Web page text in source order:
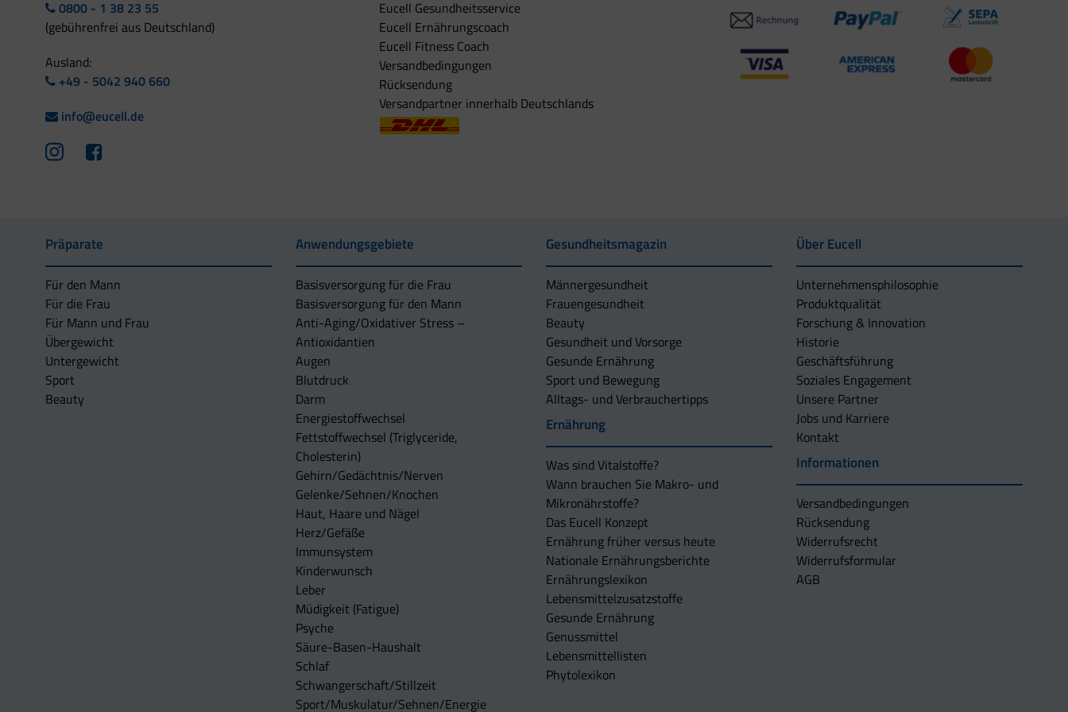
0800 - 1 38 23 55
(gebührenfrei aus Deutschland)
Ausland:
+49 - 5042 940 660
info@eucell.de
Eucell Gesundheitsservice
Eucell Ernährungscoach
Eucell Fitness Coach
Versandbedingungen
Rücksendung
Versandpartner innerhalb Deutschlands
Präparate
Für den Mann
Für die Frau
Für Mann und Frau
Übergewicht
Untergewicht
Sport
Beauty
Anwendungsgebiete
Basisversorgung für die Frau
Basisversorgung für den Mann
Anti-Aging/Oxidativer Stress –
Antioxidantien
Augen
Blutdruck
Darm
Energiestoffwechsel
Fettstoffwechsel (Triglyceride,
Cholesterin)
Gehirn/Gedächtnis/Nerven
Gelenke/Sehnen/Knochen
Haut, Haare und Nägel
Herz/Gefäße
Immunsystem
Kinderwunsch
Leber
Müdigkeit (Fatigue)
Psyche
Säure-Basen-Haushalt
Schlaf
Schwangerschaft/Stillzeit
Sport/Muskulatur/Sehnen/Energie
Gesundheitsmagazin
Männergesundheit
Frauengesundheit
Beauty
Gesundheit und Vorsorge
Gesunde Ernährung
Sport und Bewegung
Alltags- und Verbrauchertipps
Ernährung
Was sind Vitalstoffe?
Wann brauchen Sie Makro- und
Mikronährstoffe?
Das Eucell Konzept
Ernährung früher versus heute
Nationale Ernährungsberichte
Ernährungslexikon
Lebensmittelzusatzstoffe
Gesunde Ernährung
Genussmittel
Lebensmittellisten
Phytolexikon
Über Eucell
Unternehmens­philosophie
Produktqualität
Forschung & Innovation
Historie
Geschäftsführung
Soziales Engagement
Unsere Partner
Jobs und Karriere
Kontakt
Informationen
Versandbedingungen
Rücksendung
Widerrufsrecht
Widerrufsformular
AGB